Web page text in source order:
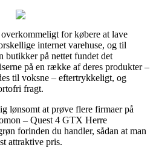
for købere at lave
internet varehuse, og til
butikker på nettet fundet det
på en række af deres produkter –
til voksne – eftertrykkeligt, og
fragt.
lønsomt at prøve flere firmaer på
– Quest 4 GTX Herre
forinden du handler, sådan at man
attraktive pris.